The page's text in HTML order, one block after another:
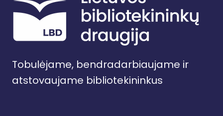
Tobulėjame, bendradarbiaujame ir
atstovaujame bibliotekininkus